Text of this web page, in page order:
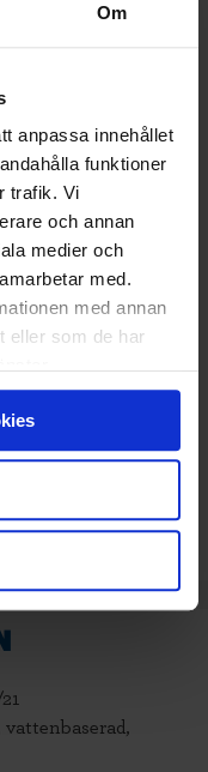
Om
anpassa innehållet
funktioner
trafik. Vi
och annan
medier och
med.
med annan
eller som de har
som ingår i ett
20 038
med Svea(
varukorg
Vid montering
något längre.
vattenbaserad,